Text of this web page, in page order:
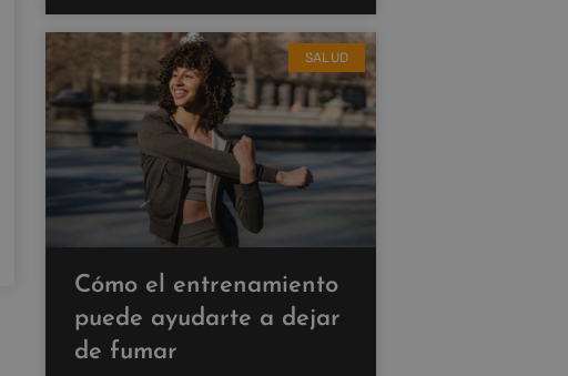
SALUD
Cómo el entrenamiento
puede ayudarte a dejar
de fumar